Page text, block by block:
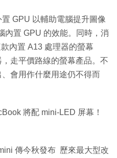
GPU 以輔助電腦提升圖像
內置 GPU 的效能。同時，消
內置 A13 處理器的螢幕
走平價路線的螢幕產品。不
會用作什麼用途仍不得而
將配 mini-LED 屏幕！
傳今秋發布 歷來最大型改